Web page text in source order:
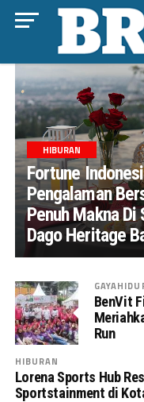
HIBURAN
Fortune
Pengalaman
Penuh Makna
Dago Heritage
BenVit
Run
HIBURAN
Lorena Sports Hub
Sportstainment di